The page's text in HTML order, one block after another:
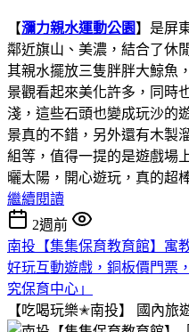
【瀰力親水運動公園】是屏
鄰近旗山、美濃，結合了休
其親水擺放三隻胖胖大鯨魚
景觀看起來美化許多，同時
淺，這些石頭也變成玩沙的
景真的不錯，另外還有木製
組等，值得一提的是遊戲場
曬太陽，開心遊玩，真的超
繼續閱讀
2週前
南投【集集保育教育館】寓
好玩互動遊戲，銅板價門票
究保育中心」
【吃喝玩樂✭南投】
國內旅